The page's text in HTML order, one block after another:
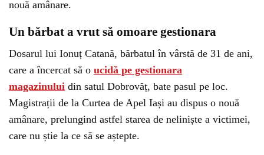
nouă amânare.
Un bărbat a vrut să omoare gestionara
Dosarul lui Ionuț Catană, bărbatul în vârstă de 31 de ani,
care a încercat să o ucidă pe gestionara
magazinului din satul Dobrovăț, bate pasul pe loc.
Magistrații de la Curtea de Apel Iași au dispus o nouă
amânare, prelungind astfel starea de neliniște a victimei,
care nu știe la ce să se aștepte.